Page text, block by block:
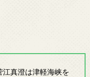
真澄は津軽海峡を